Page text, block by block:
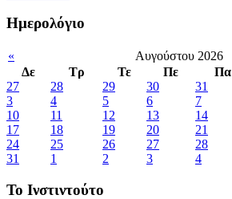
Ημερολόγιο
« Αυγούστου 2026
Δε
Τρ Τε Πε Πα
27
28 29 30 31
3
4 5 6 7
10
11 12 13 14
17
18 19 20 21
24
25 26 27 28
31
1 2 3 4
Το Ινστιντούτο